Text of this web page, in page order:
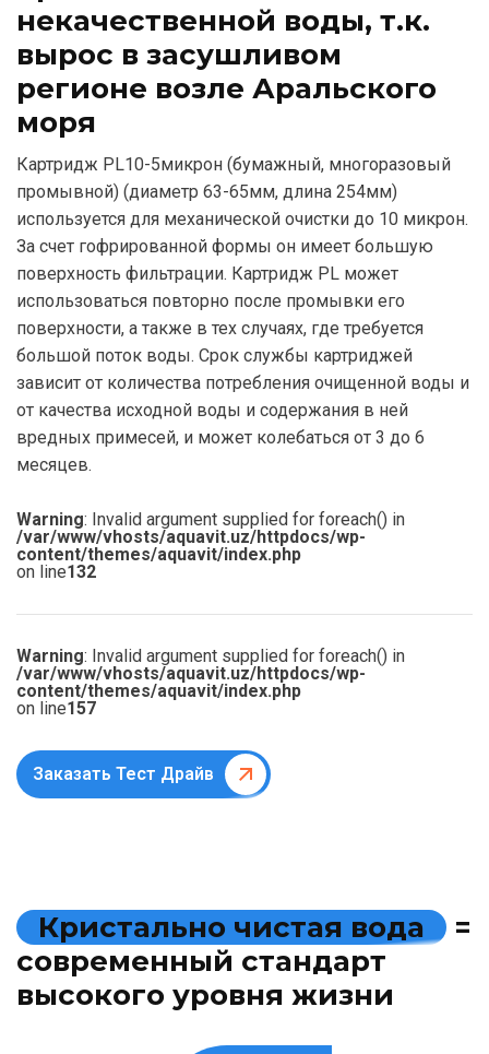
некачественной воды, т.к.
вырос в засушливом
регионе возле Аральского
моря
Картридж PL10-5микрон (бумажный, многоразовый
промывной) (диаметр 63-65мм, длина 254мм)
используется для механической очистки до 10 микрон.
За счет гофрированной формы он имеет большую
поверхность фильтрации. Картридж PL может
использоваться повторно после промывки его
поверхности, а также в тех случаях, где требуется
большой поток воды. Срок службы картриджей
зависит от количества потребления очищенной воды и
от качества исходной воды и содержания в ней
вредных примесей, и может колебаться от 3 до 6
месяцев.
Warning: Invalid argument supplied for foreach() in
/var/www/vhosts/aquavit.uz/httpdocs/wp-
content/themes/aquavit/index.php
on line132
Warning: Invalid argument supplied for foreach() in
/var/www/vhosts/aquavit.uz/httpdocs/wp-
content/themes/aquavit/index.php
on line157
Заказать Тест Драйв
Кристально чистая вода
=
современный стандарт
высокого уровня жизни